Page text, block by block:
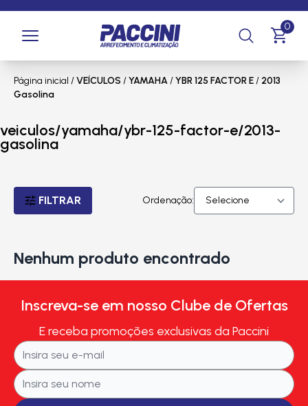
0
Página inicial /VEÍCULOS /YAMAHA/YBR 125 FACTOR E/ 2013
Gasolina
veiculos/yamaha/ybr-125-factor-e/2013-
gasolina
FILTRAR Ordenação:
Nenhum produto encontrado
Inscreva-se em nosso Clube de Ofertas
E receba promoções exclusivas da Paccini